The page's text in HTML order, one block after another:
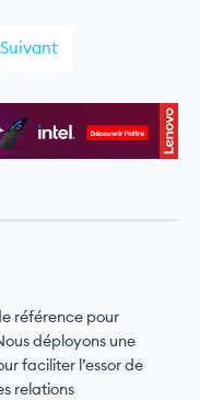
Suivant
référence pour
déployons une
faciliter l’essor de
relations